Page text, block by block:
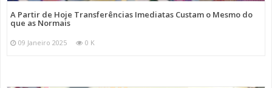
A Partir de Hoje Transferências Imediatas Custam o Mesmo do
que as Normais
09 Janeiro 2025 0 K